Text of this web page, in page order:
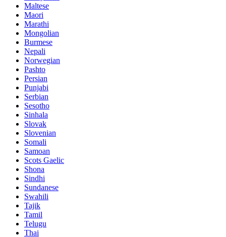
Maltese
Maori
Marathi
Mongolian
Burmese
Nepali
Norwegian
Pashto
Persian
Punjabi
Serbian
Sesotho
Sinhala
Slovak
Slovenian
Somali
Samoan
Scots Gaelic
Shona
Sindhi
Sundanese
Swahili
Tajik
Tamil
Telugu
Thai